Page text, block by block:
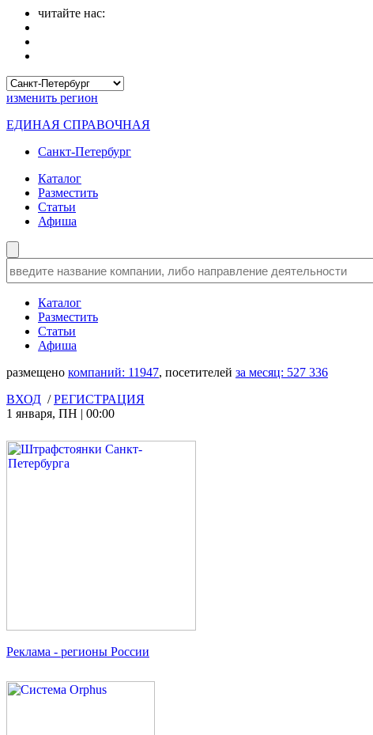
читайте нас:
изменить регион
ЕДИНАЯ СПРАВОЧНАЯ
Санкт-Петербург
Каталог
Разместить
Статьи
Афиша
Каталог
Разместить
Статьи
Афиша
размещено компаний: 11947, посетителей за месяц: 527 336
ВХОД /РЕГИСТРАЦИЯ
1 января, ПН | 00:00
Реклама - регионы России